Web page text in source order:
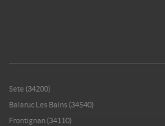
Sete (34200)
Balaruc Les Bains (34540)
Frontignan (34110)